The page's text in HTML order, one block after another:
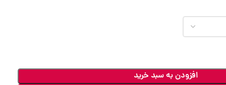
افزودن به سبد خرید